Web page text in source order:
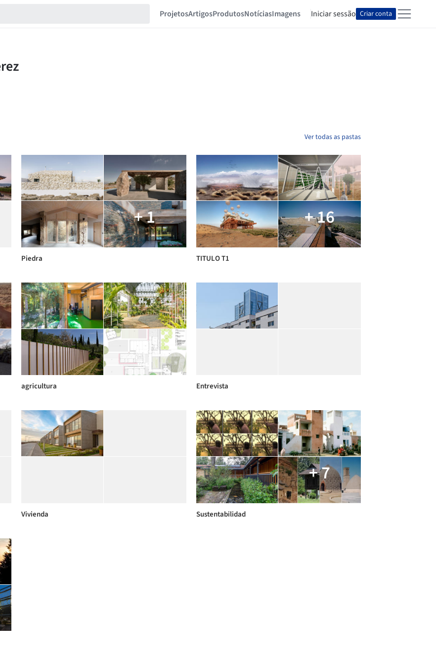
ProjetosArtigosProdutosNotíciasImagens Iniciar sessão Criar conta
Ver todas as pastas
+ 1
Piedra
+ 16
TITULO T1
agricultura Entrevista
Vivienda
+ 7
Sustentabilidad